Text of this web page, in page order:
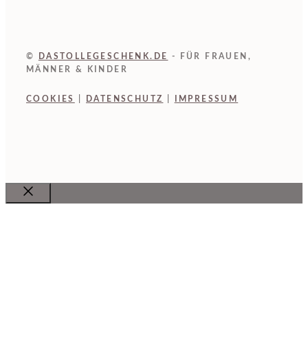
© DASTOLLEGESCHENK.DE
- FÜR FRAUEN,
MÄNNER & KINDER
COOKIES DATENSCHUTZ IMPRESSUM